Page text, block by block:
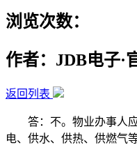
浏览次数：
作者：JDB电子·
返回列表
答：不。物业办事人应
电、供水、供热、供燃气